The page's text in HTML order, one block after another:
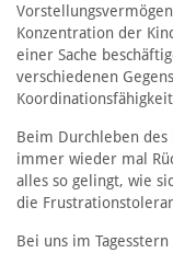
Konzentration der
einer Sache
verschiedenen
Beim Durchleben des
immer wieder mal
alles so gelingt, wie
die
Bei uns im